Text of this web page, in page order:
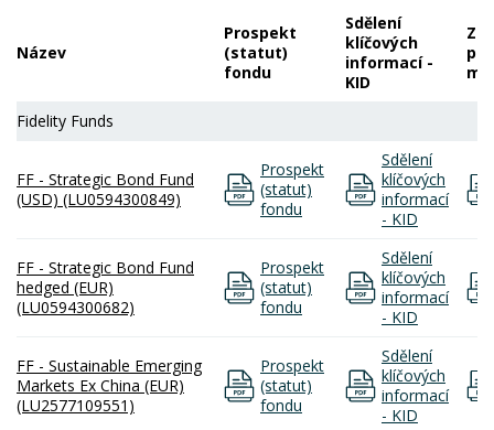
Název
Prospekt
(statut)
fondu
Sdělení
klíčových
informací -
KID
Fidelity Funds
FF - Strategic Bond Fund
(USD) (LU0594300849)
Prospekt
(statut)
fondu
Sdělení
klíčových
informací
- KID
FF - Strategic Bond Fund
hedged (EUR)
(LU0594300682)
Prospekt
(statut)
fondu
Sdělení
klíčových
informací
- KID
FF - Sustainable Emerging
Markets Ex China (EUR)
(LU2577109551)
Prospekt
(statut)
fondu
Sdělení
klíčových
informací
- KID